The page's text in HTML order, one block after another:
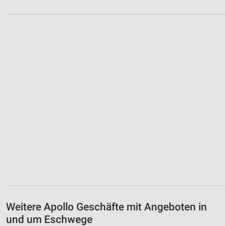
Weitere Apollo Geschäfte mit Angeboten in
und um Eschwege